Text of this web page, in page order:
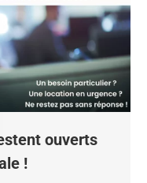
ouverts
!